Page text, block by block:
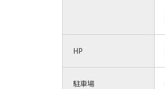
HP
駐車場